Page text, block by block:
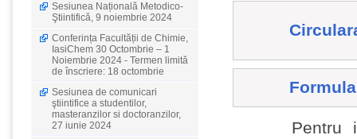
Sesiunea Națională Metodico-
Ştiintifică, 9 noiembrie 2024
Conferința Facultății de Chimie,
IasiChem 30 Octombrie – 1
Noiembrie 2024 - Termen limită
de înscriere: 18 octombrie
Sesiunea de comunicari
ştiintifice a studentilor,
masteranzilor si doctoranzilor,
27 iunie 2024
Pentru